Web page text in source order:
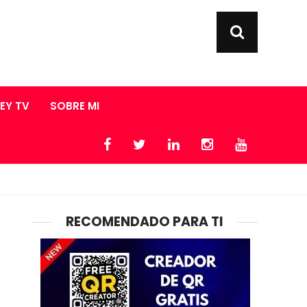
TV SOBRE MI
RECOMENDADO PARA TI